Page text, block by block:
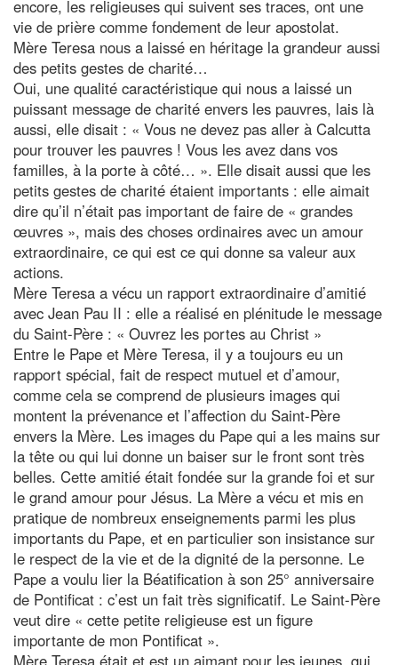
encore, les religieuses qui suivent ses traces, ont une
vie de prière comme fondement de leur apostolat.
Mère Teresa nous a laissé en héritage la grandeur aussi
des petits gestes de charité…
Oui, une qualité caractéristique qui nous a laissé un
puissant message de charité envers les pauvres, lais là
aussi, elle disait : « Vous ne devez pas aller à Calcutta
pour trouver les pauvres ! Vous les avez dans vos
familles, à la porte à côté… ». Elle disait aussi que les
petits gestes de charité étaient importants : elle aimait
dire qu’il n’était pas important de faire de « grandes
œuvres », mais des choses ordinaires avec un amour
extraordinaire, ce qui est ce qui donne sa valeur aux
actions.
Mère Teresa a vécu un rapport extraordinaire d’amitié
avec Jean Pau II : elle a réalisé en plénitude le message
du Saint-Père : « Ouvrez les portes au Christ »
Entre le Pape et Mère Teresa, il y a toujours eu un
rapport spécial, fait de respect mutuel et d’amour,
comme cela se comprend de plusieurs images qui
montent la prévenance et l’affection du Saint-Père
envers la Mère. Les images du Pape qui a les mains sur
la tête ou qui lui donne un baiser sur le front sont très
belles. Cette amitié était fondée sur la grande foi et sur
le grand amour pour Jésus. La Mère a vécu et mis en
pratique de nombreux enseignements parmi les plus
importants du Pape, et en particulier son insistance sur
le respect de la vie et de la dignité de la personne. Le
Pape a voulu lier la Béatification à son 25° anniversaire
de Pontificat : c’est un fait très significatif. Le Saint-Père
veut dire « cette petite religieuse est un figure
importante de mon Pontificat ».
Mère Teresa était et est un aimant pour les jeunes, qui